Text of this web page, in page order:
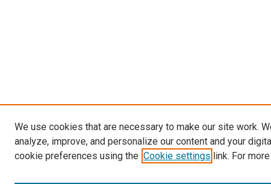
We use cookies that are necessary to make our site work.
analyze, improve, and personalize our content and your
cookie preferences using the Cookie settings link. For